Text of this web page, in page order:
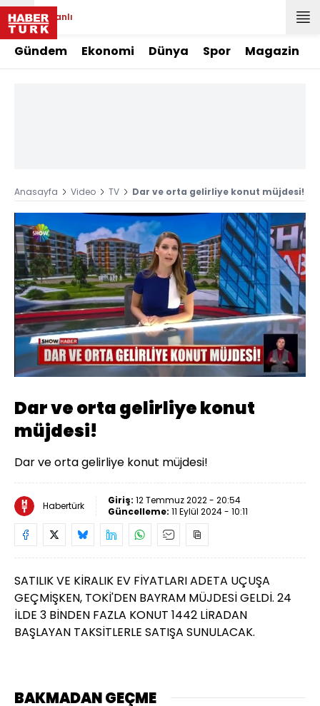
Canlı
Gündem Ekonomi Dünya Spor Magazin
Anasayfa Video TV Dar ve orta gelirliye konut müjdesi!
Sesi
Aç
Yüklendi:
37.74%
Oynatma
Hızı
Dar ve orta gelirliye konut
müjdesi!
Dar ve orta gelirliye konut müjdesi!
Habertürk Giriş: 12 Temmuz 2022 - 20:54
Güncelleme: 11 Eylül 2024 - 10:11
SATILIK VE KİRALIK EV FİYATLARI ADETA UÇUŞA
GEÇMİŞKEN, TOKİ'DEN BAYRAM MÜJDESİ GELDİ. 24
İLDE 3 BİNDEN FAZLA KONUT 1442 LİRADAN
BAŞLAYAN TAKSİTLERLE SATIŞA SUNULACAK.
BAKMADAN GEÇME